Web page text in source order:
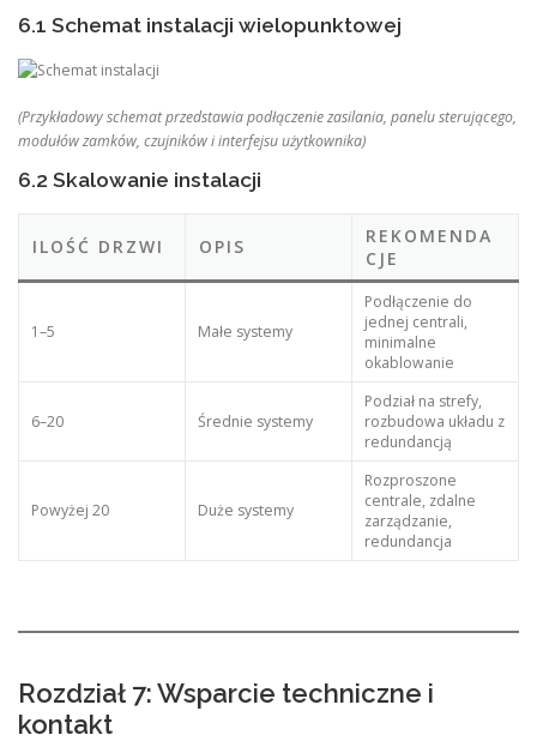
6.1 Schemat instalacji wielopunktowej
(Przykładowy schemat przedstawia podłączenie zasilania, panelu sterującego,
modułów zamków, czujników i interfejsu użytkownika)
6.2 Skalowanie instalacji
ILOŚĆ DRZWI OPIS
REKOMENDA
CJE
1–5 Małe systemy
Podłączenie do
jednej centrali,
minimalne
okablowanie
6–20 Średnie systemy
Podział na strefy,
rozbudowa układu z
redundancją
Powyżej 20 Duże systemy
Rozproszone
centrale, zdalne
zarządzanie,
redundancja
Rozdział 7: Wsparcie techniczne i
kontakt